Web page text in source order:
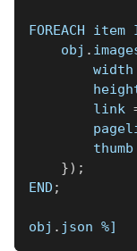
FOREACH item
    obj
.
        width
        link
        thumb
}) ;
END ;
obj . json %]